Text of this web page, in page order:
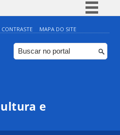
Simplifique!
Comunica BR
Participe
MAPA DO SITE
e